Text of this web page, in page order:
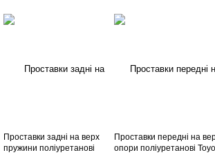
Проставки задні на верх
пружини поліуретанові
Проставки передні на
опори поліуретанові